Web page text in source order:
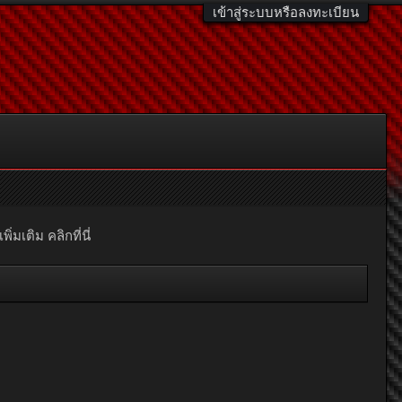
เข้าสู่ระบบหรือลงทะเบียน
พิ่มเติม คลิกที่นี่